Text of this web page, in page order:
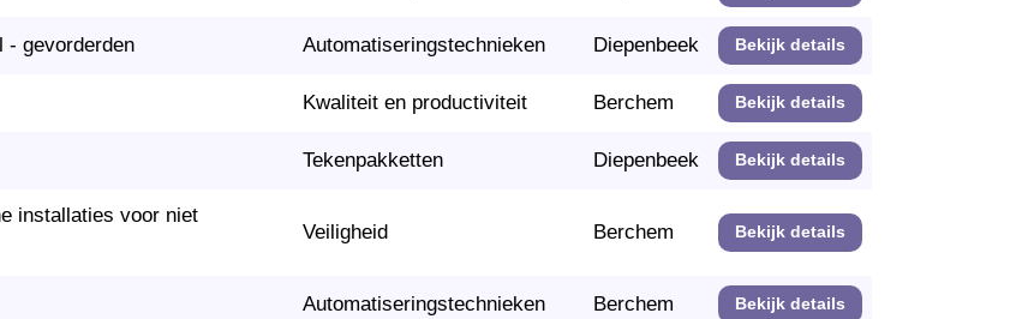
- gevorderden Automatiseringstechnieken Diepenbeek Bekijk details
Kwaliteit en productiviteit Berchem Bekijk details
Tekenpakketten Diepenbeek Bekijk details
installaties voor niet
Veiligheid Berchem Bekijk details
Automatiseringstechnieken Berchem Bekijk details